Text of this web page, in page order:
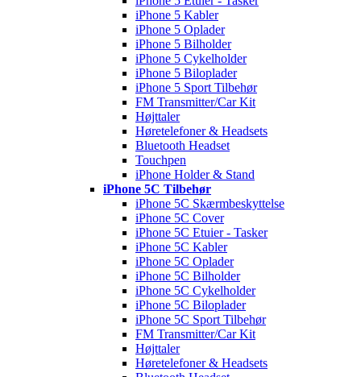
iPhone 5 Kabler
iPhone 5 Oplader
iPhone 5 Bilholder
iPhone 5 Cykelholder
iPhone 5 Biloplader
iPhone 5 Sport Tilbehør
FM Transmitter/Car Kit
Højttaler
Høretelefoner & Headsets
Bluetooth Headset
Touchpen
iPhone Holder & Stand
iPhone 5C Tilbehør
iPhone 5C Skærmbeskyttelse
iPhone 5C Cover
iPhone 5C Etuier - Tasker
iPhone 5C Kabler
iPhone 5C Oplader
iPhone 5C Bilholder
iPhone 5C Cykelholder
iPhone 5C Biloplader
iPhone 5C Sport Tilbehør
FM Transmitter/Car Kit
Højttaler
Høretelefoner & Headsets